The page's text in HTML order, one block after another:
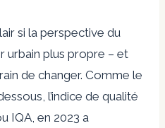
si la perspective du
urbain plus propre – et
de changer. Comme le
l’indice de qualité
IQA, en 2023 a